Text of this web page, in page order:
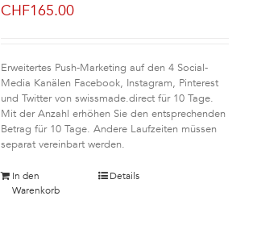
CHF165.00
Erweitertes Push-Marketing auf den 4 Social-
Media Kanälen Facebook, Instagram, Pinterest
und Twitter von swissmade.direct für 10 Tage.
Mit der Anzahl erhöhen Sie den entsprechenden
Betrag für 10 Tage. Andere Laufzeiten müssen
separat vereinbart werden.
In den
Warenkorb
Details